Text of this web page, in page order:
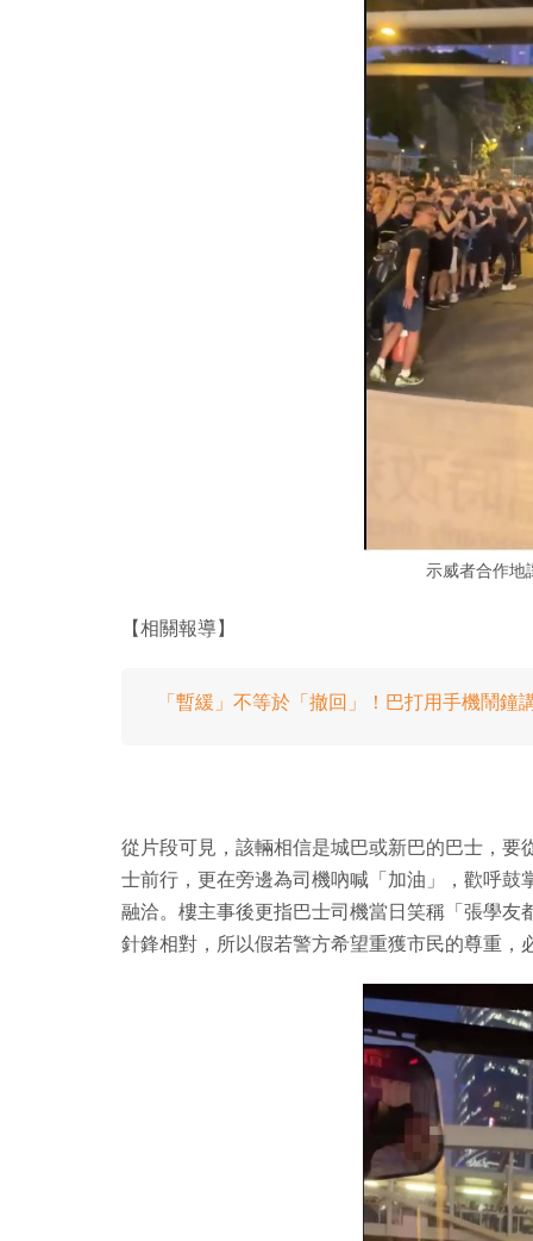
示威者合作地
【相關報導】
「暫緩」不等於「撤回」！巴打用手機鬧鐘
從片段可見，該輛相信是城巴或新巴的巴士，
士前行，更在旁邊為司機吶喊「加油」，歡呼
融洽。樓主事後更指巴士司機當日笑稱「張學
針鋒相對，所以假若警方希望重獲市民的尊重，